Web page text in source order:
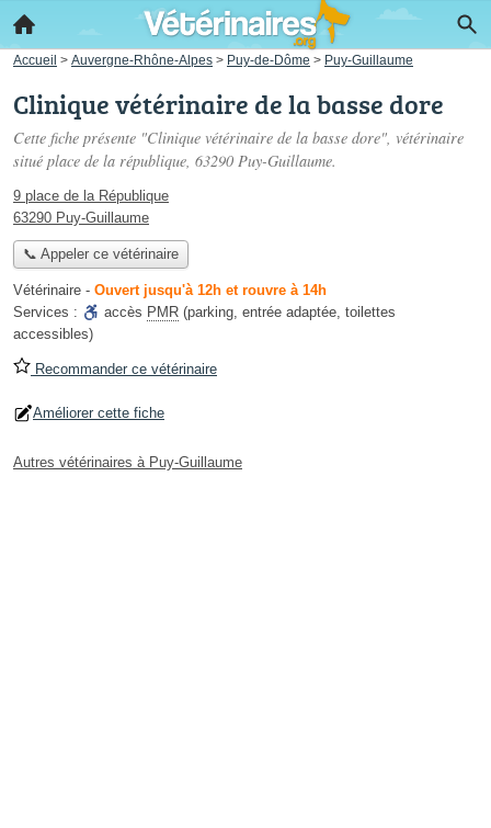
Accueil > Auvergne-Rhône-Alpes > Puy-de-Dôme > Puy-Guillaume
Clinique vétérinaire de la basse dore
Cette fiche présente "Clinique vétérinaire de la basse dore", vétérinaire
situé place de la république, 63290 Puy-Guillaume.
9 place de la République
63290 Puy-Guillaume
📞 Appeler ce vétérinaire
Vétérinaire - Ouvert jusqu'à 12h et rouvre à 14h
Services :
accès PMR (parking, entrée adaptée, toilettes
accessibles)
Recommander ce vétérinaire
Améliorer cette fiche
Autres vétérinaires à Puy-Guillaume